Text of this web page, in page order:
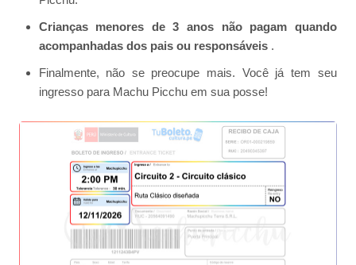
Crianças menores de 3 anos não pagam quando
acompanhadas dos pais ou responsáveis.
Finalmente, não se preocupe mais. Você já tem seu
ingresso para Machu Picchu em sua posse!